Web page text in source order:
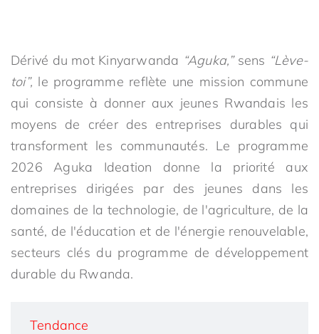
Dérivé du mot Kinyarwanda “Aguka,”sens “Lève-
toi”, le programme reflète une mission commune
qui consiste à donner aux jeunes Rwandais les
moyens de créer des entreprises durables qui
transforment les communautés. Le programme
2026 Aguka Ideation donne la priorité aux
entreprises dirigées par des jeunes dans les
domaines de la technologie, de l'agriculture, de la
santé, de l'éducation et de l'énergie renouvelable,
secteurs clés du programme de développement
durable du Rwanda.
Tendance